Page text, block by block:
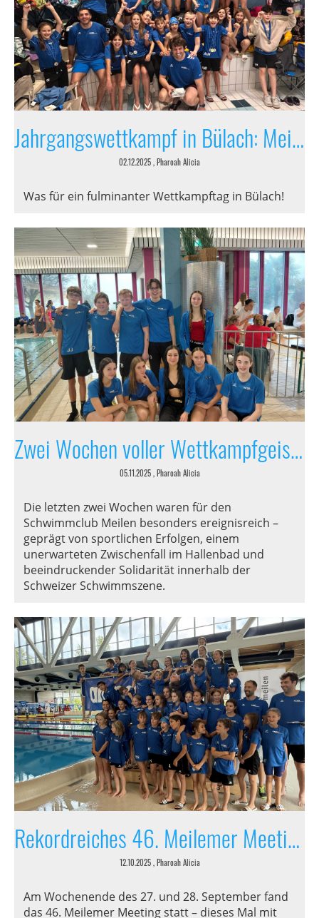
Jahrgangswettkampf in Bülach: Meilen glänzt im Wasser
02.12.2025, Pharoah Alicia
Was für ein fulminanter Wettkampftag in Bülach!
Zwei Wochen voller Wettkampfgeist, Gemeinschaft und Flexibilität
05.11.2025, Pharoah Alicia
Die letzten zwei Wochen waren für den
Schwimmclub Meilen besonders ereignisreich –
geprägt von sportlichen Erfolgen, einem
unerwarteten Zwischenfall im Hallenbad und
beeindruckender Solidarität innerhalb der
Schweizer Schwimmszene.
Rekordreiches 46. Meilemer Meeting
12.10.2025, Pharoah Alicia
Am Wochenende des 27. und 28. September fand
das 46. Meilemer Meeting statt – dieses Mal mit